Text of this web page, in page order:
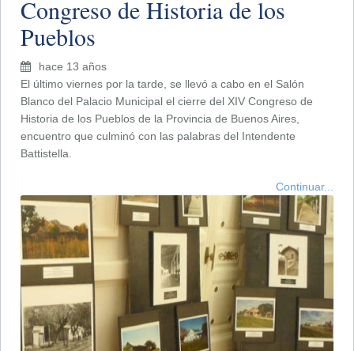
Congreso de Historia de los
Pueblos
hace 13 años
El último viernes por la tarde, se llevó a cabo en el Salón
Blanco del Palacio Municipal el cierre del XIV Congreso de
Historia de los Pueblos de la Provincia de Buenos Aires,
encuentro que culminó con las palabras del Intendente
Battistella.
Continuar...